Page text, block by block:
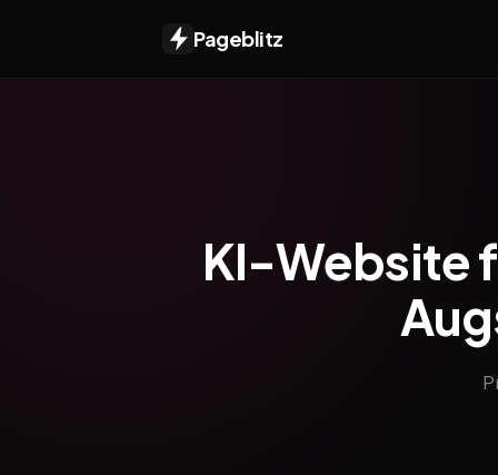
Pageblitz
KI-Website